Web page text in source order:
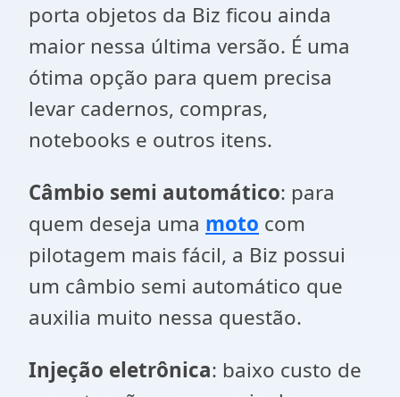
porta objetos da Biz ficou ainda
maior nessa última versão. É uma
ótima opção para quem precisa
levar cadernos, compras,
notebooks e outros itens.
Câmbio semi automático: para
quem deseja uma moto com
pilotagem mais fácil, a Biz possui
um câmbio semi automático que
auxilia muito nessa questão.
Injeção eletrônica: baixo custo de